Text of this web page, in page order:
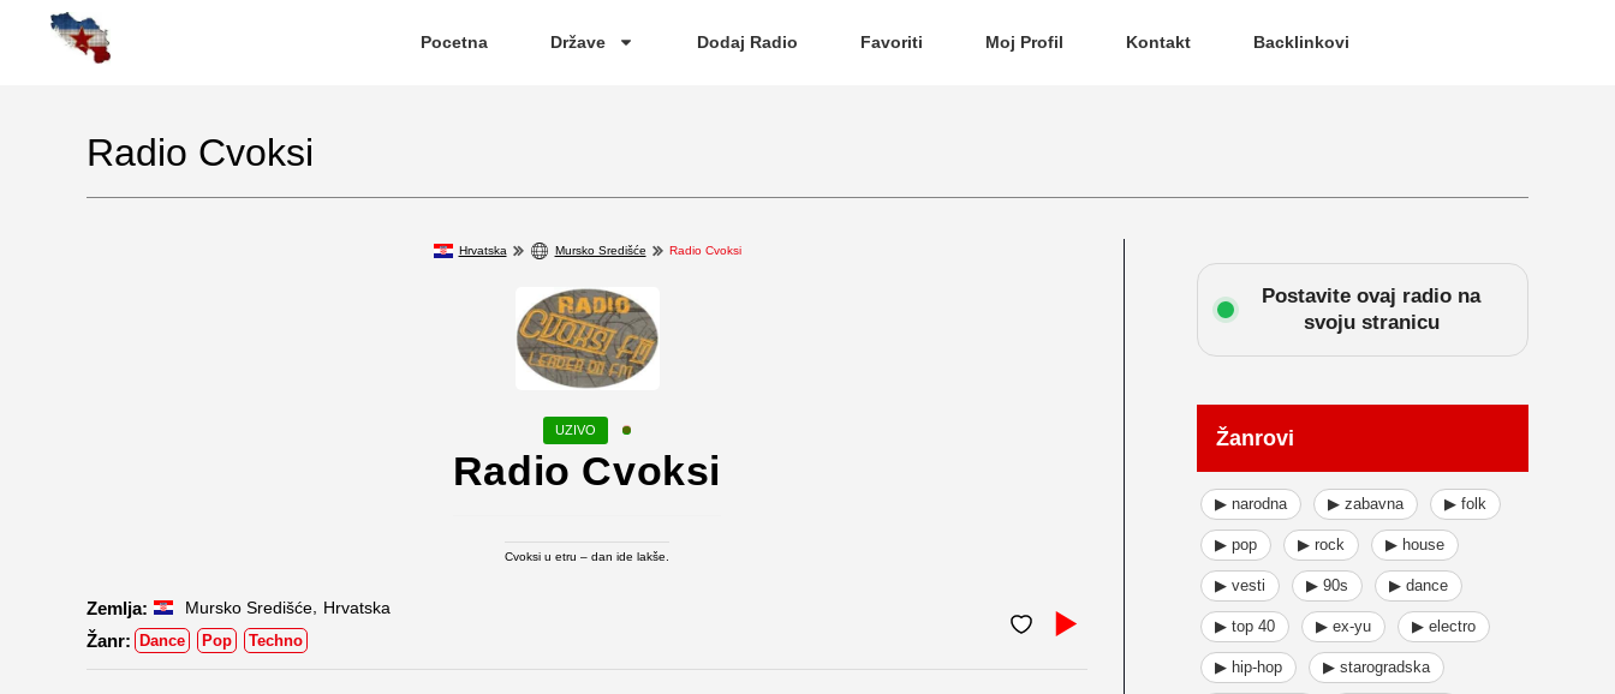
Pocetna Države Dodaj Radio Favoriti Moj Profil Kontakt Backlinkovi
Radio Cvoksi
Hrvatska Mursko Središće Radio Cvoksi
Radio Cvoksi
Cvoksi u etru – dan ide lakše.
Mursko Središće Hrvatska
Dance Pop Techno
Postavite ovaj radio na
svoju stranicu
Žanrovi
▶ narodna ▶ zabavna ▶ folk
▶ pop ▶ rock ▶ house
▶ vesti ▶ 90s ▶ dance
▶ top 40 ▶ ex-yu ▶ electro
▶ hip-hop ▶ starogradska